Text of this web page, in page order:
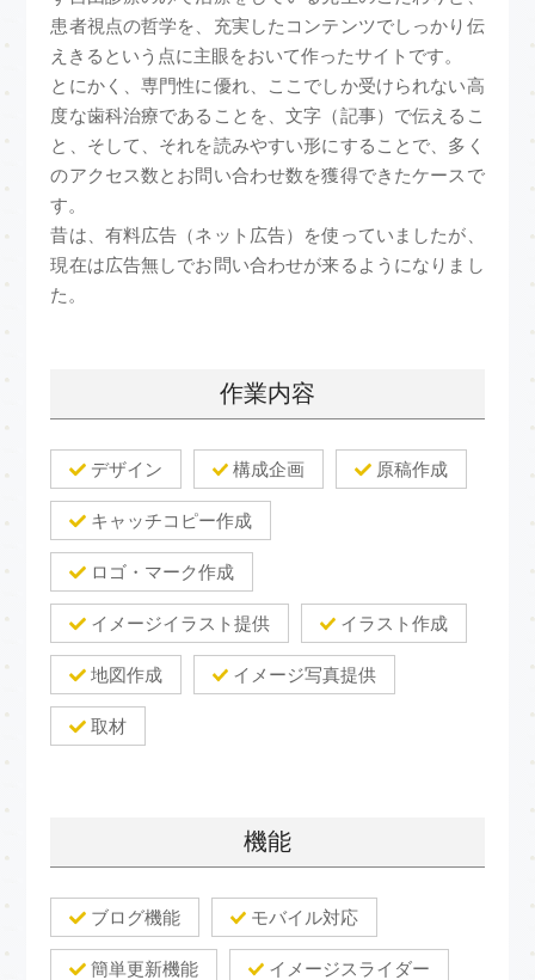
患者視点の哲学を、充実したコンテンツでしっかり伝
えきるという点に主眼をおいて作ったサイトです。
とにかく、専門性に優れ、ここでしか受けられない高
度な歯科治療であることを、文字（記事）で伝えるこ
と、そして、それを読みやすい形にすることで、多く
のアクセス数とお問い合わせ数を獲得できたケースで
す。
昔は、有料広告（ネット広告）を使っていましたが、
現在は広告無しでお問い合わせが来るようになりまし
た。
作業内容
デザイン 構成企画 原稿作成
キャッチコピー作成
ロゴ・マーク作成
イメージイラスト提供 イラスト作成
地図作成 イメージ写真提供
取材
機能
ブログ機能 モバイル対応
簡単更新機能 イメージスライダー